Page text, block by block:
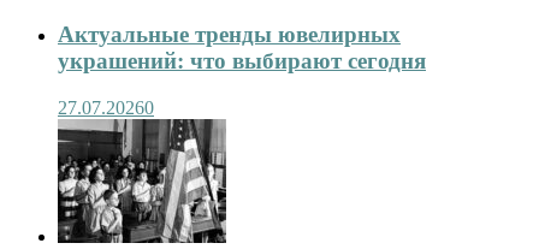
Актуальные тренды ювелирных
украшений: что выбирают сегодня
27.07.20260